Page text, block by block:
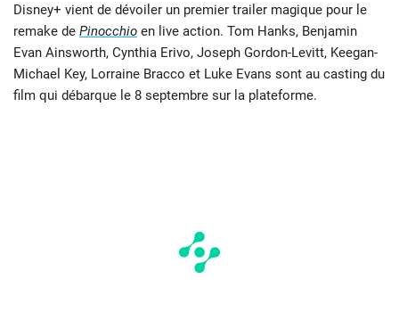
Disney+ vient de dévoiler un premier trailer magique pour le
remake de Pinocchio en live action. Tom Hanks, Benjamin
Evan Ainsworth, Cynthia Erivo, Joseph Gordon-Levitt, Keegan-
Michael Key, Lorraine Bracco et Luke Evans sont au casting du
film qui débarque le 8 septembre sur la plateforme.